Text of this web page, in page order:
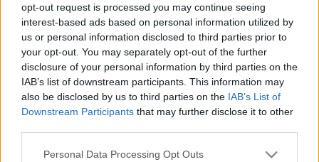
opt-out request is processed you may continue seeing
interest-based ads based on personal information utilized by
us or personal information disclosed to third parties prior to
your opt-out. You may separately opt-out of the further
disclosure of your personal information by third parties on the
IAB’s list of downstream participants. This information may
also be disclosed by us to third parties on the IAB’s List of
Downstream Participants that may further disclose it to other
Please note that this website/app uses one or more Google
Personal Data Processing Opt Outs
Ami pedig a szóló megnyilvánulásaimat illeti, azok
teljesen más hozzáállást kívánnak tőlem: nagyobb
levegőt kell vennem fellépés előtt, hiszen nem lehet
kényelmesen hátra dőlve pihenni a backstage-ben,
miközben a kollégák dolgoznak a színpadon, hanem
végig kell vinni az egészet az utolsó meghajlásig ” –
mondta nemrég egy interjúban, és tényleg. Az idén
64 éves DSR még mindig a tőle megszokott hatalmas
lendülettel szórakoztat, és miközben egyedül áll a
színpadon, egy pillanatig nem érezzük kevésnek.